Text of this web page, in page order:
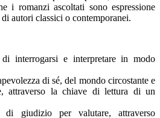
i romanzi ascoltati sono espressione
autori classici o contemporanei.
interrogarsi e interpretare in modo
di sé, del mondo circostante e
attraverso la chiave di lettura di un
di giudizio per valutare, attraverso